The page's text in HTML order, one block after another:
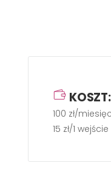
KOSZT:
100 zł/
15 zł/1 wejście